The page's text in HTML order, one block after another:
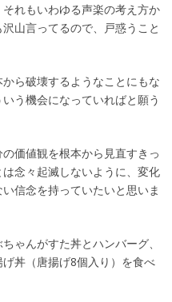
れもいわゆる声楽の考え方か
山言ってるので、戸惑うこと
ら破壊するようなことにもな
う機会になっていればと願う
価値観を根本から見直すきっ
念々起滅しないように、変化
信念を持っていたいと思いま
ゃんがすた丼とハンバーグ、
丼（唐揚げ8個入り）を食べ